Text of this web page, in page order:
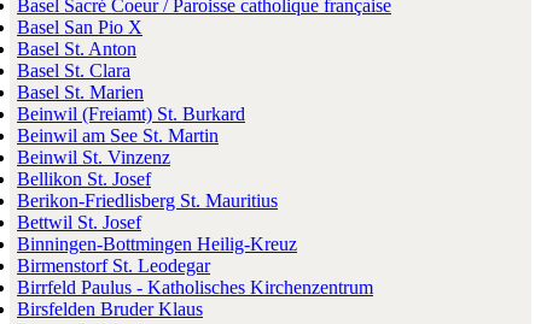
Basel Sacré Coeur / Paroisse catholique française
Basel San Pio X
Basel St. Anton
Basel St. Clara
Basel St. Marien
Beinwil (Freiamt) St. Burkard
Beinwil am See St. Martin
Beinwil St. Vinzenz
Bellikon St. Josef
Berikon-Friedlisberg St. Mauritius
Bettwil St. Josef
Binningen-Bottmingen Heilig-Kreuz
Birmenstorf St. Leodegar
Birrfeld Paulus - Katholisches Kirchenzentrum
Birsfelden Bruder Klaus